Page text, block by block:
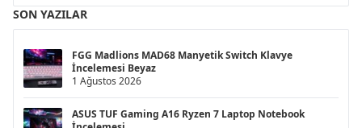
SON YAZILAR
FGG Madlions MAD68 Manyetik Switch Klavye
İncelemesi Beyaz
1 Ağustos 2026
ASUS TUF Gaming A16 Ryzen 7 Laptop Notebook